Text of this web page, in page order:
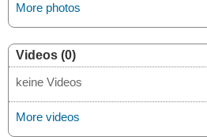
More photos
Videos (0)
keine Videos
More videos